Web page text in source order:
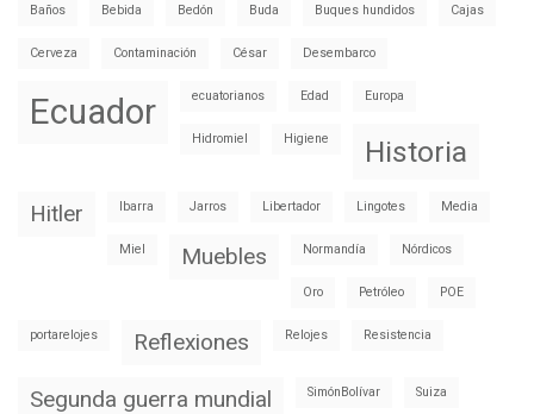
Baños Bebida Bedón Buda Buques hundidos Cajas
Cerveza Contaminación César Desembarco
Ecuador ecuatorianos Edad Europa
Hidromiel Higiene Historia
Hitler Ibarra Jarros Libertador Lingotes Media
Miel Muebles Normandía Nórdicos
Oro Petróleo POE
portarelojes Reflexiones Relojes Resistencia
Segunda guerra mundial SimónBolívar Suiza